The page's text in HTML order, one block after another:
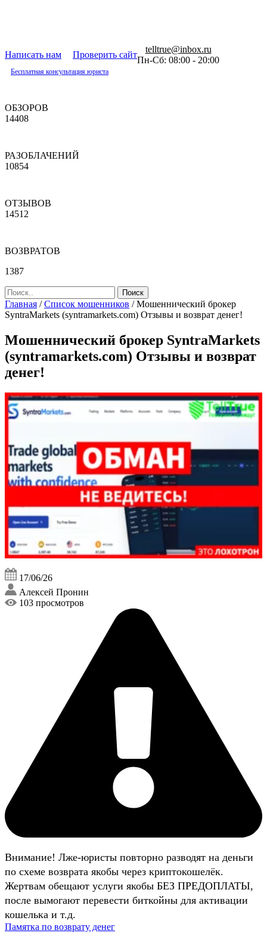
Написать нам Проверить сайт
telltrue@inbox.ru
Пн-Сб: 08:00 - 20:00
Бесплатная консультация юриста
ОБЗОРОВ
14408
РАЗОБЛАЧЕНИЙ
10854
ОТЗЫВОВ
14512
ВОЗВРАТОВ
1387
Главная /Список мошенников /Мошеннический брокер
SyntraMarkets (syntramarkets.com) Отзывы и возврат денег!
Мошеннический брокер SyntraMarkets
(syntramarkets.com) Отзывы и возврат
денег!
17/06/26
Алексей Пронин
103 просмотров
Внимание! Лже-юристы повторно разводят на деньги
по схеме возврата якобы через криптокошелёк.
Жертвам обещают услуги якобы БЕЗ ПРЕДОПЛАТЫ,
после вымогают перевести биткойны для активации
кошелька и т.д.
Памятка по возврату денег